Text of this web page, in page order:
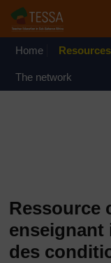
Home Resources
The network
Ressource
enseignant
des